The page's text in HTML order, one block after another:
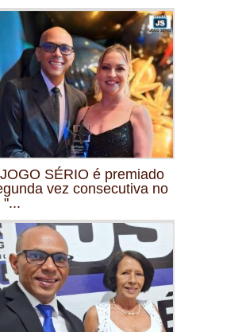
SÉRIO é premiado
vez consecutiva no
"...